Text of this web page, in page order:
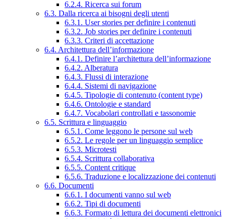
6.2.4. Ricerca sui forum
6.3. Dalla ricerca ai bisogni degli utenti
6.3.1. User stories per definire i contenuti
6.3.2. Job stories per definire i contenuti
6.3.3. Criteri di accettazione
6.4. Architettura dell’informazione
6.4.1. Definire l’architettura dell’informazione
6.4.2. Alberatura
6.4.3. Flussi di interazione
6.4.4. Sistemi di navigazione
6.4.5. Tipologie di contenuto (content type)
6.4.6. Ontologie e standard
6.4.7. Vocabolari controllati e tassonomie
6.5. Scrittura e linguaggio
6.5.1. Come leggono le persone sul web
6.5.2. Le regole per un linguaggio semplice
6.5.3. Microtesti
6.5.4. Scrittura collaborativa
6.5.5. Content critique
6.5.6. Traduzione e localizzazione dei contenuti
6.6. Documenti
6.6.1. I documenti vanno sul web
6.6.2. Tipi di documenti
6.6.3. Formato di lettura dei documenti elettronici